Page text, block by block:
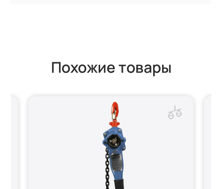
Похожие товары